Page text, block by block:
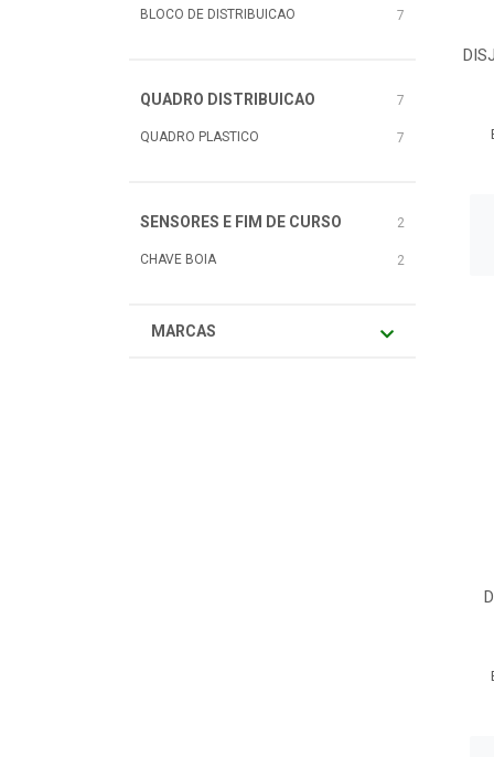
BLOCO DE DISTRIBUICAO 7
QUADRO DISTRIBUICAO 7
QUADRO PLASTICO 7
SENSORES E FIM DE CURSO 2
CHAVE BOIA 2
MARCAS